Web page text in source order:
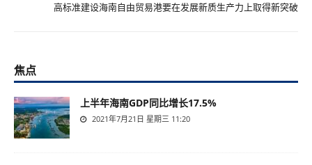
高标准建设海南自由贸易港要在发展新质生产力上取得新突破
焦点
上半年海南GDP同比增长17.5%
2021年7月21日 星期三 11:20